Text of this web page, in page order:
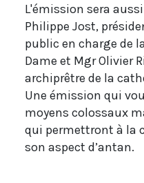
L'émission sera
Philippe Jost,
public en charge de
Dame et Mgr Olivier
archiprêtre de la
Une émission qui
moyens colossaux
qui permettront à la
son aspect d’antan.